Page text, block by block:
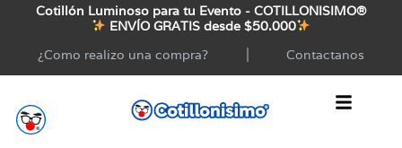
Cotillón Luminoso para tu Evento - COTILLONISIMO®
ENVÍO GRATIS desde $50.000
¿Como realizo una compra?
Contactanos